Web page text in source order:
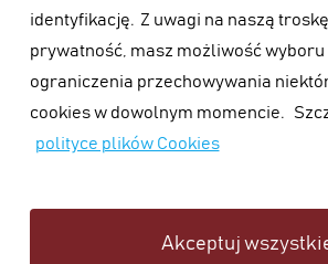
identyfikację. Z uwagi na naszą
prywatność, masz możliwość wyboru
ograniczenia przechowywania
cookies w dowolnym momencie.
polityce plików Cookies
Akceptuj
+48 519 56 36 26
biuro@ensiskancelaria.com
Żmigrodzka 81-83, 51-130 Wrocław
Polityka prywatności
Polityka plików Cookies